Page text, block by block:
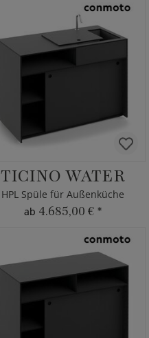
TICINO WATER
HPL Spüle für Außenküche
ab 4.685,00 € *